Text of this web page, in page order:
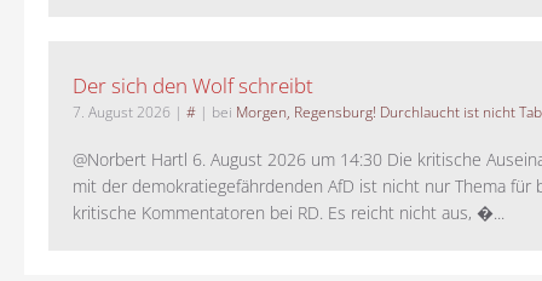
Der sich den Wolf schreibt
7. August 2026 | # | bei Morgen, Regensburg! Durchlaucht ist nicht
@Norbert Hartl 6. August 2026 um 14:30 Die kritische
mit der demokratiegefährdenden AfD ist nicht nur Thema für
kritische Kommentatoren bei RD. Es reicht nicht aus, �...